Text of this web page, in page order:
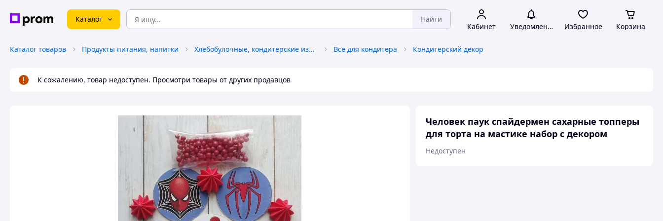
Каталог Найти
Кабинет Уведомления Избранное Корзина
Каталог товаров Продукты питания, напитки Хлебобулочные, кондитерские изделия Все для кондитера Кондитерский декор
К сожалению, товар недоступен. Просмотри товары от других продавцов
Человек паук спайдермен сахарные топперы
для торта на мастике набор с декором
Недоступен